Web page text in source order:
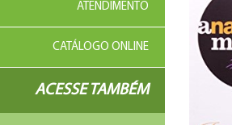
ATENDIMENTO
CATÁLOGO ONLINE
ACESSE TAMBÉM